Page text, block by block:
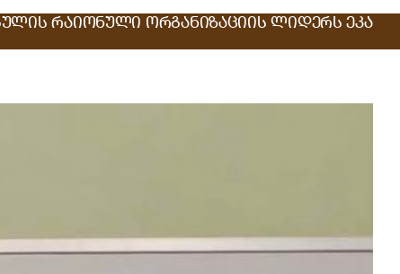
ᲠᲐᲘᲝᲜᲣᲚᲘ ᲝᲠᲒᲐᲜᲘᲖᲐᲪᲘᲘᲡ ᲚᲘᲓᲔᲠᲡ ᲔᲙᲐ